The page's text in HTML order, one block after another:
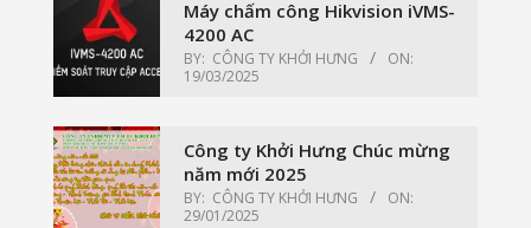
Máy chấm công Hikvision iVMS-
4200 AC
BY: CÔNG TY KHỞI HƯNG
ON:
19/03/2025
Công ty Khởi Hưng Chúc mừng
năm mới 2025
BY: CÔNG TY KHỞI HƯNG
ON:
29/01/2025